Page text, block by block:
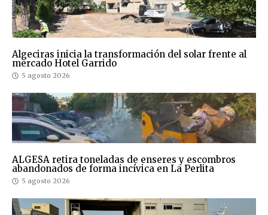
Algeciras inicia la transformación del solar frente al
mercado Hotel Garrido
5 agosto 2026
ALGESA retira toneladas de enseres y escombros
abandonados de forma incívica en La Perlita
5 agosto 2026